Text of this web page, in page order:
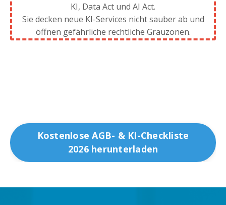
KI, Data Act und AI Act.
Sie decken neue KI-Services nicht sauber ab und
öffnen gefährliche rechtliche Grauzonen.
Kostenlose AGB- & KI-Checkliste
2026 herunterladen